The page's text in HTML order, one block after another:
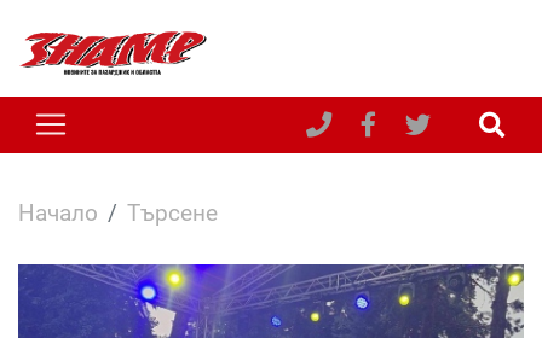
Начало Търсене